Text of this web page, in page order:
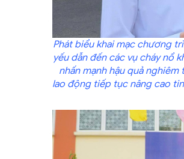
Phát biểu khai mạc chương
yếu dẫn đến các vụ cháy nổ
nhấn mạnh hậu quả
lao động tiếp tục nâng cao